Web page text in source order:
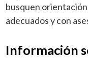
busquen
adecuados y con
Información